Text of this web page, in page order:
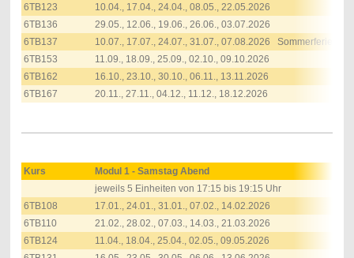
6TB123
10.04., 17.04., 24.04., 08.05., 22.05.2026
6TB136
29.05., 12.06., 19.06., 26.06., 03.07.2026
6TB137
10.07., 17.07., 24.07., 31.07., 07.08.2026 Sommerferien
6TB153
11.09., 18.09., 25.09., 02.10., 09.10.2026
6TB162
16.10., 23.10., 30.10., 06.11., 13.11.2026
6TB167
20.11., 27.11., 04.12., 11.12., 18.12.2026
Kurs
Modul 1 - Samstag Abend
jeweils 5 Einheiten von 17:15 bis 19:15 Uhr
6TB108
17.01., 24.01., 31.01., 07.02., 14.02.2026
6TB110
21.02., 28.02., 07.03., 14.03., 21.03.2026
6TB124
11.04., 18.04., 25.04., 02.05., 09.05.2026